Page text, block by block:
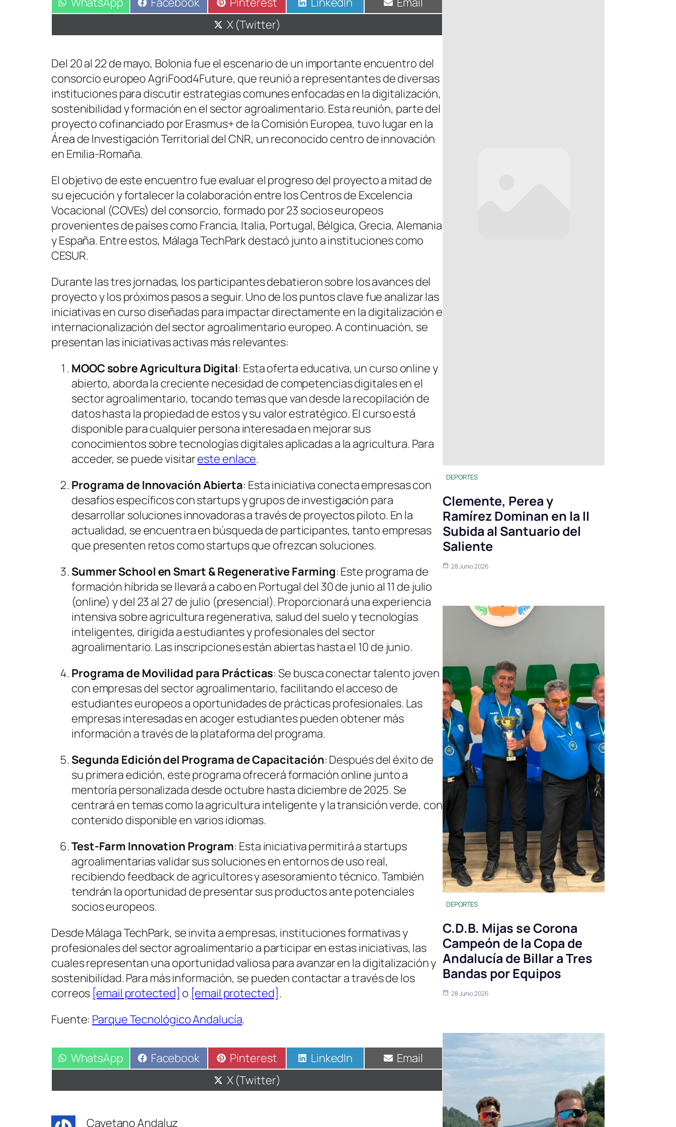
en en en en en
Compartir
en
X (Twitter)
Del 20 al 22 de mayo, Bolonia fue el escenario de un importante encuentro del
consorcio europeo AgriFood4Future, que reunió a representantes de diversas
instituciones para discutir estrategias comunes enfocadas en la digitalización,
sostenibilidad y formación en el sector agroalimentario. Esta reunión, parte del
proyecto cofinanciado por Erasmus+ de la Comisión Europea, tuvo lugar en la
Área de Investigación Territorial del CNR, un reconocido centro de innovación
en Emilia-Romaña.
El objetivo de este encuentro fue evaluar el progreso del proyecto a mitad de
su ejecución y fortalecer la colaboración entre los Centros de Excelencia
Vocacional (COVEs) del consorcio, formado por 23 socios europeos
provenientes de países como Francia, Italia, Portugal, Bélgica, Grecia, Alemania
y España. Entre estos, Málaga TechPark destacó junto a instituciones como
CESUR.
Durante las tres jornadas, los participantes debatieron sobre los avances del
proyecto y los próximos pasos a seguir. Uno de los puntos clave fue analizar las
iniciativas en curso diseñadas para impactar directamente en la digitalización e
internacionalización del sector agroalimentario europeo. A continuación, se
presentan las iniciativas activas más relevantes:
MOOC sobre Agricultura Digital: Esta oferta educativa, un curso online y
abierto, aborda la creciente necesidad de competencias digitales en el
sector agroalimentario, tocando temas que van desde la recopilación de
datos hasta la propiedad de estos y su valor estratégico. El curso está
disponible para cualquier persona interesada en mejorar sus
conocimientos sobre tecnologías digitales aplicadas a la agricultura. Para
acceder, se puede visitareste enlace.
Programa de Innovación Abierta: Esta iniciativa conecta empresas con
desafíos específicos con startups y grupos de investigación para
desarrollar soluciones innovadoras a través de proyectos piloto. En la
actualidad, se encuentra en búsqueda de participantes, tanto empresas
que presenten retos como startups que ofrezcan soluciones.
Summer School en Smart & Regenerative Farming: Este programa de
formación híbrida se llevará a cabo en Portugal del 30 de junio al 11 de julio
(online) y del 23 al 27 de julio (presencial). Proporcionará una experiencia
intensiva sobre agricultura regenerativa, salud del suelo y tecnologías
inteligentes, dirigida a estudiantes y profesionales del sector
agroalimentario. Las inscripciones están abiertas hasta el 10 de junio.
Programa de Movilidad para Prácticas: Se busca conectar talento joven
con empresas del sector agroalimentario, facilitando el acceso de
estudiantes europeos a oportunidades de prácticas profesionales. Las
empresas interesadas en acoger estudiantes pueden obtener más
información a través de la plataforma del programa.
Segunda Edición del Programa de Capacitación: Después del éxito de
su primera edición, este programa ofrecerá formación online junto a
mentoría personalizada desde octubre hasta diciembre de 2025. Se
centrará en temas como la agricultura inteligente y la transición verde, con
contenido disponible en varios idiomas.
Test-Farm Innovation Program: Esta iniciativa permitirá a startups
agroalimentarias validar sus soluciones en entornos de uso real,
recibiendo feedback de agricultores y asesoramiento técnico. También
tendrán la oportunidad de presentar sus productos ante potenciales
socios europeos.
Desde Málaga TechPark, se invita a empresas, instituciones formativas y
profesionales del sector agroalimentario a participar en estas iniciativas, las
cuales representan una oportunidad valiosa para avanzar en la digitalización y
sostenibilidad. Para más información, se pueden contactar a través de los
correos [email protected] o [email protected].
Fuente: Parque Tecnológico Andalucía.
Compartir
en
WhatsApp Compartir
en
Facebook Compartir
en
Pinterest Compartir
en
LinkedIn Compartir
en
Email
Compartir
en
X (Twitter)
Cayetano Andaluz
DEPORTES
Clemente, Perea y
Ramírez Dominan en la II
Subida al Santuario del
Saliente
28 Junio 2026
DEPORTES
C.D.B. Mijas se Corona
Campeón de la Copa de
Andalucía de Billar a Tres
Bandas por Equipos
28 Junio 2026